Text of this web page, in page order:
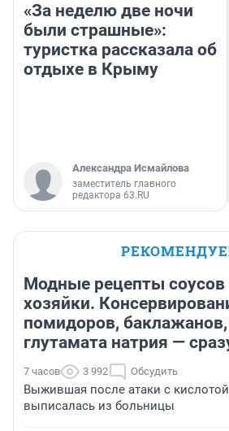
«За неделю две ночи
были страшные»:
туристка рассказала об
отдыхе в Крыму
Александра Исмайлова
заместитель главного
редактора 63.RU
Модные рецепты соусов
хозяйки.
помидоров, баклажанов,
глутамата натрия —
7 часов 3 992 Обсудить
Выжившая после атаки с
выписалась из больницы